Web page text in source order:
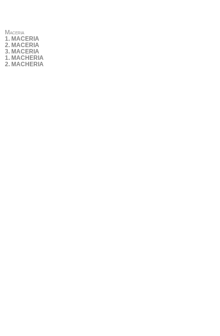
Maceria
1. MACERIA
2. MACERIA
3. MACERIA
1. MACHERIA
2. MACHERIA